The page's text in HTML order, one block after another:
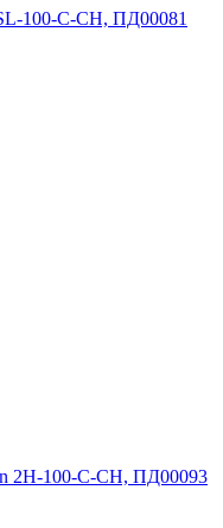
100-C-CH, ПД00081